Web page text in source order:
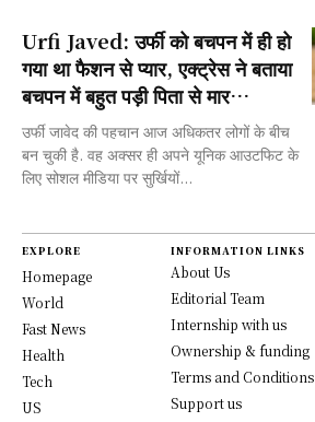
Urfi Javed: उर्फी को बचपन में ही हो
गया था फैशन से प्यार, एक्ट्रेस ने बताया
बचपन में बहुत पड़ी पिता से मार…
उर्फी जावेद की पहचान आज अधिकतर लोगों के बीच
बन चुकी है. वह अक्सर ही अपने यूनिक आउटफिट के
लिए सोशल मीडिया पर सुर्खियों...
EXPLORE
Homepage
World
Fast News
Health
Tech
US
INFORMATION LINKS
About Us
Editorial Team
Internship with us
Ownership & funding
Terms and Conditions
Support us